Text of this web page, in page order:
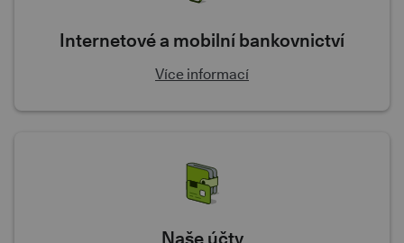
Internetové a mobilní bankovnictví
Více informací
Naše účty